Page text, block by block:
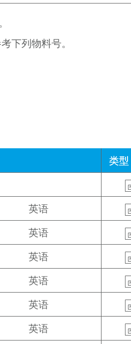
下列物料号。
类型
英语
英语
英语
英语
英语
英语